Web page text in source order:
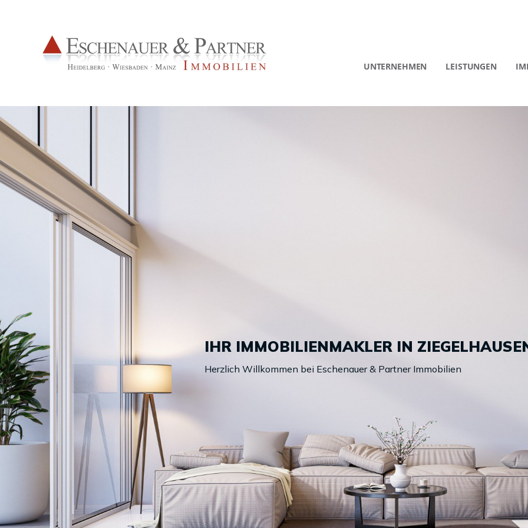
UNTERNEHMEN LEISTUNGEN
IHR IMMOBILIENMAKLER IN
Herzlich Willkommen bei Eschenauer & Partner Immobilien